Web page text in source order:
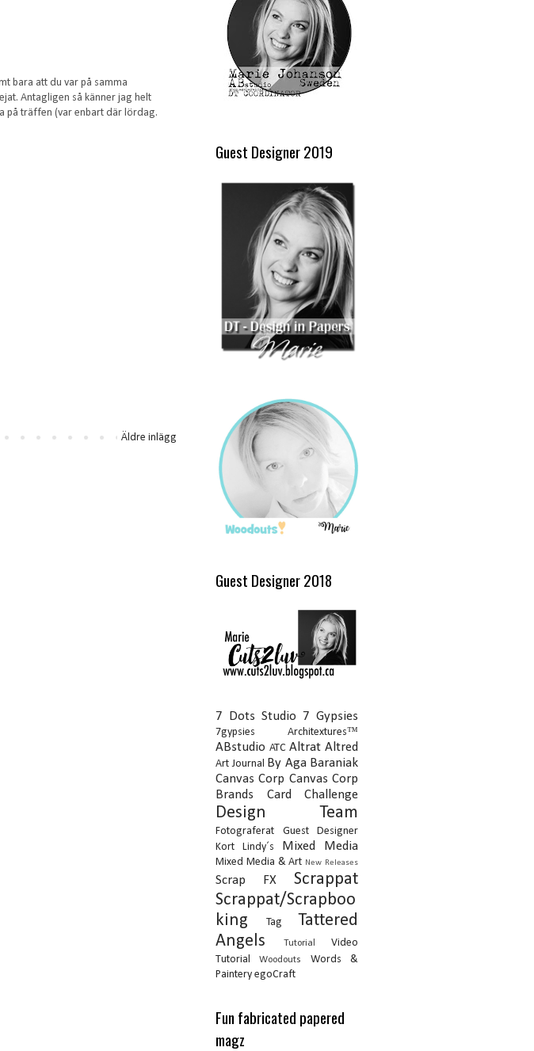
bara att du var på samma
Antagligen så känner jag helt
på träffen (var enbart där lördag.
Äldre inlägg
Guest Designer 2019
Guest Designer 2018
7 Dots Studio 7 Gypsies
7gypsies Architextures™
ABstudio ATC Altrat Altred
Art Journal
By Aga Baraniak
Canvas Corp Canvas Corp
Brands
Card Challenge
Design Team
Fotograferat
Guest Designer
Kort
Lindy´s Mixed Media
Mixed Media & Art New Releases
Scrap FX
Scrappat
Scrappat/Scrapboo
king
Tag
Tattered
Angels
Tutorial
Video
Tutorial
Woodouts
Words &
Paintery egoCraft
Fun fabricated papered
magz